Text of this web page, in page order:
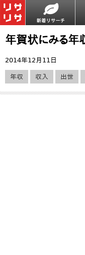
年賀状にみる年
2014年12月11日
年収 収入 出世